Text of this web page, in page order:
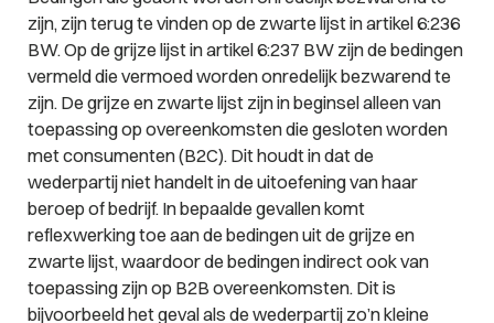
zijn, zijn terug te vinden op de zwarte lijst in artikel 6:236
BW. Op de grijze lijst in artikel 6:237 BW zijn de bedingen
vermeld die vermoed worden onredelijk bezwarend te
zijn. De grijze en zwarte lijst zijn in beginsel alleen van
toepassing op overeenkomsten die gesloten worden
met consumenten (B2C). Dit houdt in dat de
wederpartij niet handelt in de uitoefening van haar
beroep of bedrijf. In bepaalde gevallen komt
reflexwerking toe aan de bedingen uit de grijze en
zwarte lijst, waardoor de bedingen indirect ook van
toepassing zijn op B2B overeenkomsten. Dit is
bijvoorbeeld het geval als de wederpartij zo’n kleine